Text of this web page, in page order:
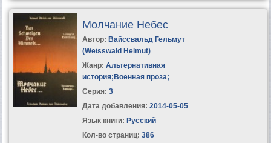
Молчание Небес
Автор: Вайссвальд Гельмут
(Weisswald Helmut)
Жанр: Альтернативная
история; Военная проза;
Серия: 3
Дата добавления: 2014-05-05
Язык книги: Русский
Кол-во страниц: 386